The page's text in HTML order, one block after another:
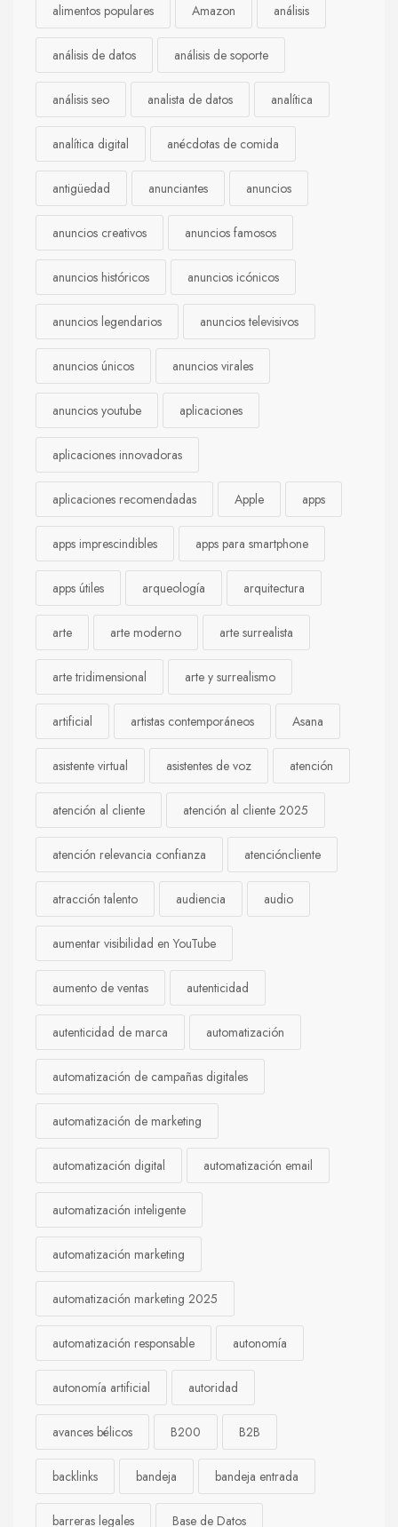
alimentos populares Amazon análisis
análisis de datos análisis de soporte
análisis seo analista de datos analítica
analítica digital anécdotas de comida
antigüedad anunciantes anuncios
anuncios creativos anuncios famosos
anuncios históricos anuncios icónicos
anuncios legendarios anuncios televisivos
anuncios únicos anuncios virales
anuncios youtube aplicaciones
aplicaciones innovadoras
aplicaciones recomendadas Apple apps
apps imprescindibles apps para smartphone
apps útiles arqueología arquitectura
arte arte moderno arte surrealista
arte tridimensional arte y surrealismo
artificial artistas contemporáneos Asana
asistente virtual asistentes de voz atención
atención al cliente atención al cliente 2025
atención relevancia confianza atencióncliente
atracción talento audiencia audio
aumentar visibilidad en YouTube
aumento de ventas autenticidad
autenticidad de marca automatización
automatización de campañas digitales
automatización de marketing
automatización digital automatización email
automatización inteligente
automatización marketing
automatización marketing 2025
automatización responsable autonomía
autonomía artificial autoridad
avances bélicos B200 B2B
backlinks bandeja bandeja entrada
barreras legales Base de Datos